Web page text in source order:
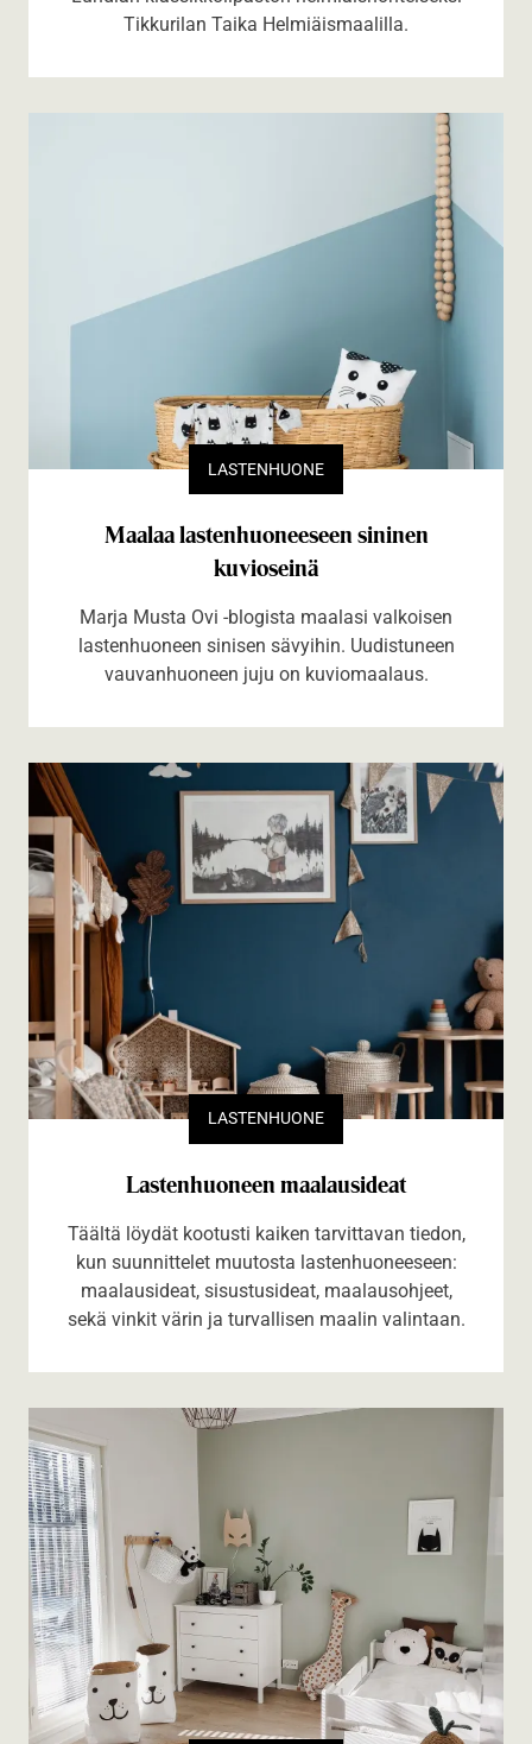
Tikkurilan Taika Helmiäismaalilla.
Maalaa lastenhuoneeseen sininen
kuvioseinä
LASTENHUONE
Marja Musta Ovi -blogista maalasi valkoisen
lastenhuoneen sinisen sävyihin. Uudistuneen
vauvanhuoneen juju on kuviomaalaus.
Lastenhuoneen maalausideat
LASTENHUONE
Täältä löydät kootusti kaiken tarvittavan tiedon,
kun suunnittelet muutosta lastenhuoneeseen:
maalausideat, sisustusideat, maalausohjeet,
sekä vinkit värin ja turvallisen maalin valintaan.